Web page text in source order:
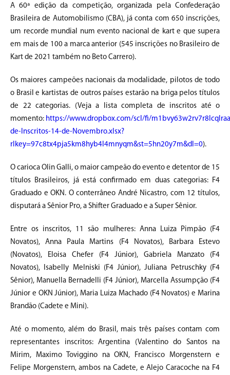
A 60ª edição da competição, organizada pela Confederação
Brasileira de Automobilismo (CBA), já conta com 650 inscrições,
um recorde mundial num evento nacional de kart e que supera
em mais de 100 a marca anterior (545 inscrições no Brasileiro de
Kart de 2021 também no Beto Carrero).
Os maiores campeões nacionais da modalidade, pilotos de todo
o Brasil e kartistas de outros países estarão na briga pelos títulos
de 22 categorias. (Veja a lista completa de inscritos até o
momento: https://www.dropbox.com/scl/fi/
de-Inscritos-14-de-Novembro.xlsx?
rlkey=97c8tx4pja5km8hyb4l4mnyqm&st=5hn20y7m&dl=0).
O carioca Olin Galli, o maior campeão do evento e detentor de 15
títulos Brasileiros, já está confirmado em duas categorias: F4
Graduado e OKN. O conterrâneo André Nicastro, com 12 títulos,
disputará a Sênior Pro, a Shifter Graduado e a Super Sênior.
Entre os inscritos, 11 são mulheres: Anna Luiza Pimpão (F4
Novatos), Anna Paula Martins (F4 Novatos), Barbara Estevo
(Novatos), Eloisa Chefer (F4 Júnior), Gabriela Manzato (F4
Novatos), Isabelly Melniski (F4 Júnior), Juliana Petruschky (F4
Sênior), Manuella Bernadelli (F4 Júnior), Marcella Assumpção (F4
Júnior e OKN Júnior), Maria Luiza Machado (F4 Novatos) e Marina
Brandão (Cadete e Mini).
Até o momento, além do Brasil, mais três países contam com
representantes inscritos: Argentina (Valentino do Santos na
Mirim, Maximo Toviggino na OKN, Francisco Morgenstern e
Felipe Morgenstern, ambos na Cadete, e Alejo Caracoche na F4